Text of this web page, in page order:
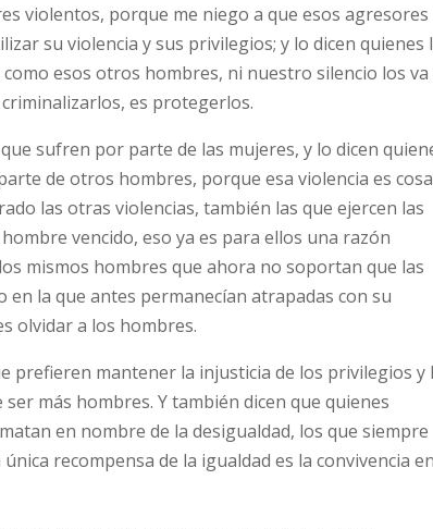
violentos, porque me niego a que esos agresores
su violencia y sus privilegios; y lo dicen quienes
esos otros hombres, ni nuestro silencio los va
es protegerlos.
sufren por parte de las mujeres, y lo dicen
de otros hombres, porque esa violencia es
las otras violencias, también las que ejercen las
vencido, eso ya es para ellos una razón
mismos hombres que ahora no soportan que las
en la que antes permanecían atrapadas con su
olvidar a los hombres.
prefieren mantener la injusticia de los privilegios y
más hombres. Y también dicen que quienes
en nombre de la desigualdad, los que siempre
recompensa de la igualdad es la convivencia en